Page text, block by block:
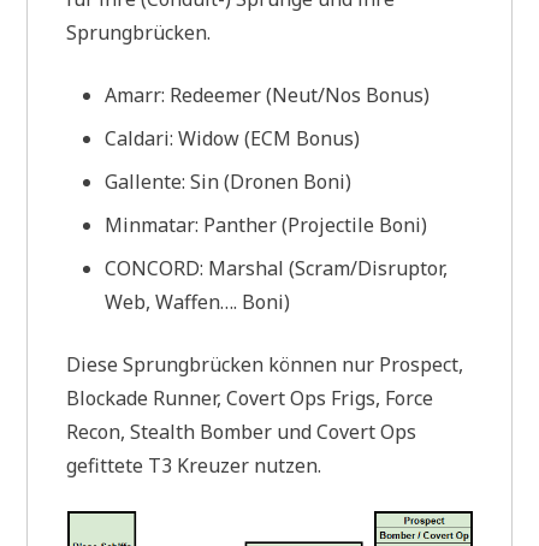
Sprungbrücken.
Amarr: Redeemer (Neut/Nos Bonus)
Caldari: Widow (ECM Bonus)
Gallente: Sin (Dronen Boni)
Minmatar: Panther (Projectile Boni)
CONCORD: Marshal (Scram/Disruptor,
Web, Waffen…. Boni)
Diese Sprungbrücken können nur Prospect,
Blockade Runner, Covert Ops Frigs, Force
Recon, Stealth Bomber und Covert Ops
gefittete T3 Kreuzer nutzen.